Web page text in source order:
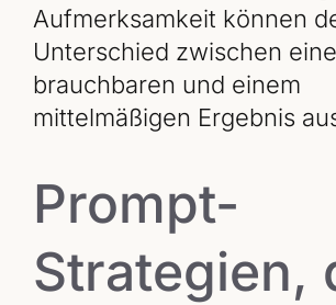
Aufmerksamkeit können
Unterschied zwischen
brauchbaren und einem
mittelmäßigen Ergebnis
Prompt-
Strategien,